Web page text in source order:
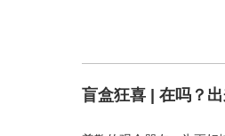
盲盒狂喜 | 在吗？